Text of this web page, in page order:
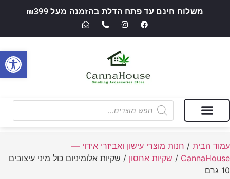
משלוח חינם עד פתח הדלת בהזמנה מעל ₪399
עמוד הבית / חנות מוצרי עישון ואביזרי אידוי —
CannaHouse
/ שקיות אחסון / שקיות אלומיניום כול מיני עיצובים
10 גרם
פתח